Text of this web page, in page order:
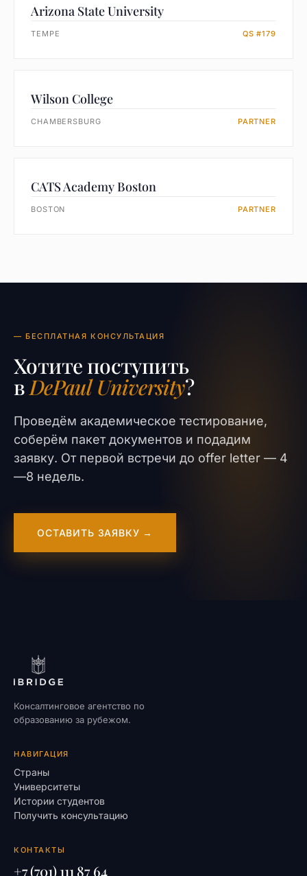
Arizona State University
TEMPE QS #179
Wilson College
CHAMBERSBURG PARTNER
CATS Academy Boston
BOSTON PARTNER
— БЕСПЛАТНАЯ КОНСУЛЬТАЦИЯ
Хотите поступить
вDePaul University?
Проведём академическое тестирование,
соберём пакет документов и подадим
заявку. От первой встречи до offer letter — 4
—8 недель.
ОСТАВИТЬ ЗАЯВКУ →
Консалтинговое агентство по
образованию за рубежом.
НАВИГАЦИЯ
Страны
Университеты
Истории студентов
Получить консультацию
КОНТАКТЫ
+7 (701) 111 87 64